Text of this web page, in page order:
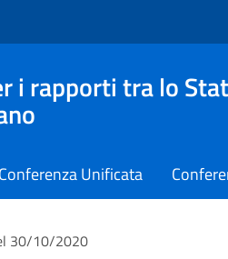
i rapporti tra lo
Conferenza Unificata
30/10/2020